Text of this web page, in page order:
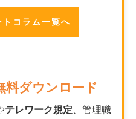
トコラム一覧へ
料ダウンロード
テレワーク規定 、管理職